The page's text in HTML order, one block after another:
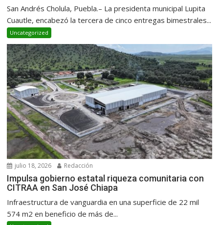
San Andrés Cholula, Puebla.– La presidenta municipal Lupita
Cuautle, encabezó la tercera de cinco entregas bimestrales...
Uncategorized
julio 18, 2026 Redacción
Impulsa gobierno estatal riqueza comunitaria con
CITRAA en San José Chiapa
Infraestructura de vanguardia en una superficie de 22 mil
574 m2 en beneficio de más de...